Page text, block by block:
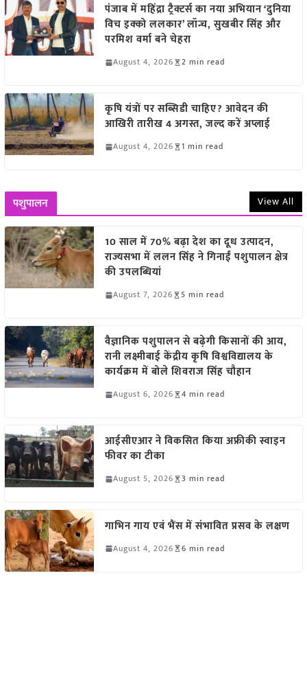
पंजाब में महिंद्रा ट्रैक्टर्स का नया अभियान ‘दुनिया
विच इक्को ललकार’ लॉन्च, सुखबीर सिंह और
परमिश वर्मा बने चेहरा
August 4, 2026 2 min read
कृषि यंत्रों पर सब्सिडी चाहिए? आवेदन की
आखिरी तारीख 4 अगस्त, जल्द करें अप्लाई
August 4, 2026 1 min read
पशुपालन View All
10 साल में 70% बढ़ा देश का दूध उत्पादन,
राज्यसभा में ललन सिंह ने गिनाईं पशुपालन क्षेत्र
की उपलब्धियां
August 7, 2026 5 min read
वैज्ञानिक पशुपालन से बढ़ेगी किसानों की आय,
रानी लक्ष्मीबाई केंद्रीय कृषि विश्वविद्यालय के
कार्यक्रम में बोले शिवराज सिंह चौहान
August 6, 2026 4 min read
आईसीएआर ने विकसित किया अफ्रीकी स्वाइन
फीवर का टीका
August 5, 2026 3 min read
गाभिन गाय एवं भैंस में संभावित प्रसव के लक्षण
August 4, 2026 6 min read